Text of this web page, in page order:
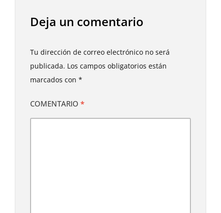
Deja un comentario
Tu dirección de correo electrónico no será
publicada. Los campos obligatorios están
marcados con *
COMENTARIO *